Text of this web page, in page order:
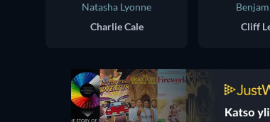
Natasha Lyonne
Charlie Cale
Cliff